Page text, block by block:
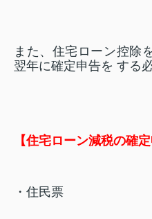
また、住宅ローン控除
翌年に確定申告を する
【住宅ローン減税の確
・住民票